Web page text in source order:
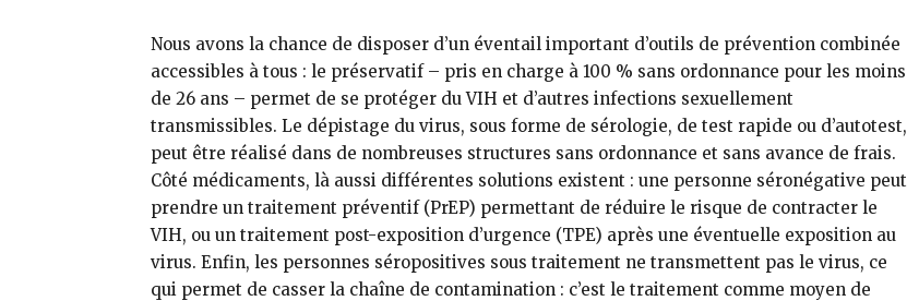
Nous avons la chance de disposer d’un éventail important d’outils de prévention combinée
accessibles à tous : le préservatif – pris en charge à 100 % sans ordonnance pour les moins
de 26 ans – permet de se protéger du VIH et d’autres infections sexuellement
transmissibles. Le dépistage du virus, sous forme de sérologie, de test rapide ou d’autotest,
peut être réalisé dans de nombreuses structures sans ordonnance et sans avance de frais.
Côté médicaments, là aussi différentes solutions existent : une personne séronégative peut
prendre un traitement préventif (PrEP) permettant de réduire le risque de contracter le
VIH, ou un traitement post-exposition d’urgence (TPE) après une éventuelle exposition au
virus. Enfin, les personnes séropositives sous traitement ne transmettent pas le virus, ce
qui permet de casser la chaîne de contamination : c’est le traitement comme moyen de